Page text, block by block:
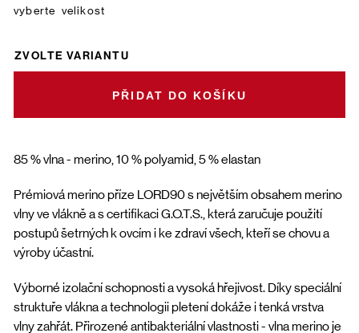
85 % vlna - merino, 10 % polyamid, 5 % elastan
Prémiová merino příze LORD90 s největším obsahem merino
vlny ve vlákně a s certifikaci G.O.T.S., která zaručuje použití
postupů šetrných k ovcím i ke zdraví všech, kteří se chovu a
výroby účastní.
Výborné izolační schopnosti a vysoká hřejivost. Díky speciální
struktuře vlákna a technologii pletení dokáže i tenká vrstva
vlny zahřát. Přirozené antibakteriální vlastnosti - vlna merino je
velikost
ZVOLTE VARIANTU
DO KOŠÍKU